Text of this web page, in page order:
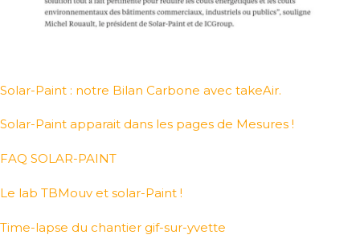
Solar-Paint : notre Bilan Carbone avec takeAir.
Solar-Paint apparait dans les pages de Mesures !
FAQ SOLAR-PAINT
Le lab TBMouv et solar-Paint !
Time-lapse du chantier gif-sur-yvette